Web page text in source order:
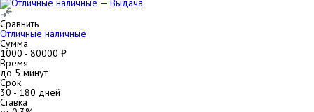
Сравнить
Отличные наличные
Сумма
1000 - 80000 ₽
Время
до 5 минут
Срок
30 - 180 дней
Ставка